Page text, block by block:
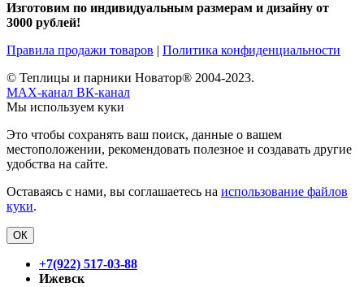
Изготовим по индивидуальным размерам и дизайну от
3000 рублей!
Правила продажи товаров | Политика конфиденциальности
© Теплицы и парники Новатор® 2004-2023.
MAX-канал ВК-канал
Мы используем куки
Это чтобы сохранять ваш поиск, данные о вашем
местоположении, рекомендовать полезное и создавать другие
удобства на сайте.
Оставаясь с нами, вы соглашаетесь на использование файлов
куки.
ОК
+7(922) 517-03-88
Ижевск